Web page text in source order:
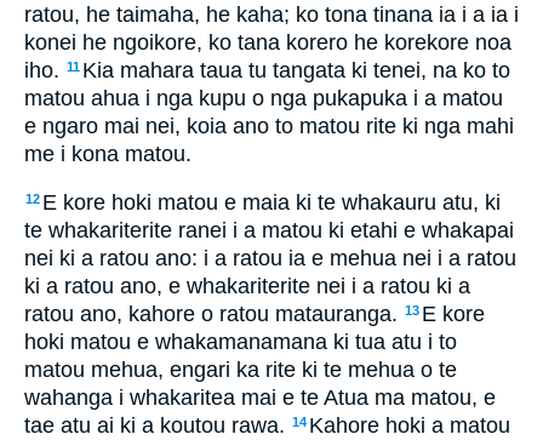
ratou, he taimaha, he kaha; ko tona tinana ia i a ia i
konei he ngoikore, ko tana korero he korekore noa
iho. 11 Kia mahara taua tu tangata ki tenei, na ko to
matou ahua i nga kupu o nga pukapuka i a matou
e ngaro mai nei, koia ano to matou rite ki nga mahi
me i kona matou.
12 E kore hoki matou e maia ki te whakauru atu, ki
te whakariterite ranei i a matou ki etahi e whakapai
nei ki a ratou ano: i a ratou ia e mehua nei i a ratou
ki a ratou ano, e whakariterite nei i a ratou ki a
ratou ano, kahore o ratou matauranga. 13 E kore
hoki matou e whakamanamana ki tua atu i to
matou mehua, engari ka rite ki te mehua o te
wahanga i whakaritea mai e te Atua ma matou, e
tae atu ai ki a koutou rawa. 14 Kahore hoki a matou